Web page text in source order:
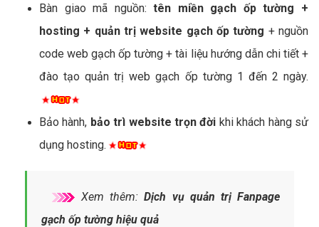
Bàn giao mã nguồn:tên miền gạch ốp tường +
hosting + quản trị website gạch ốp tường + nguồn
code web gạch ốp tường + tài liệu hướng dẫn chi tiết +
đào tạo quản trị web gạch ốp tường 1 đến 2 ngày.
Bảo hành, bảo trì website trọn đời khi khách hàng sử
dụng hosting.
Xem thêm:Dịch vụ quản trị Fanpage
gạch ốp tường hiệu quả